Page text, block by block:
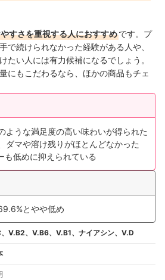
すさを重視する人におすすめです。プ
で続けられなかった経験がある人や、
たい人には有力候補になるでしょう。
にもこだわるなら、ほかの商品もチェ
ような満足度の高い味わいが得られた
ダマや溶け残りがほとんどなかった
も低めに抑えられている
とやや低め
V.B2、V.B6、V.B1、ナイアシン、V.D